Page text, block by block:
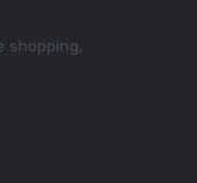
shopping,